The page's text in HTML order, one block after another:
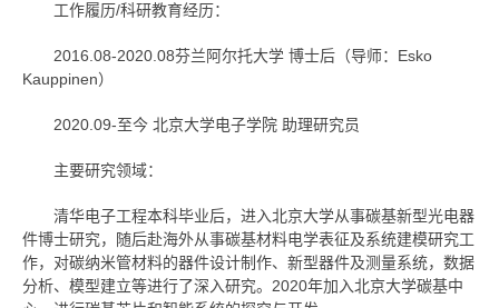
工作履历/科研教育经历：
2016.08-2020.08芬兰阿尔托大学 博士后（导师：Esko
Kauppinen）
2020.09-至今 北京大学电子学院 助理研究员
主要研究领域：
清华电子工程本科毕业后，进入北京大学从事碳基新型光电器
件博士研究，随后赴海外从事碳基材料电学表征及系统建模研究工
作，对碳纳米管材料的器件设计制作、新型器件及测量系统，数据
分析、模型建立等进行了深入研究。2020年加入北京大学碳基中